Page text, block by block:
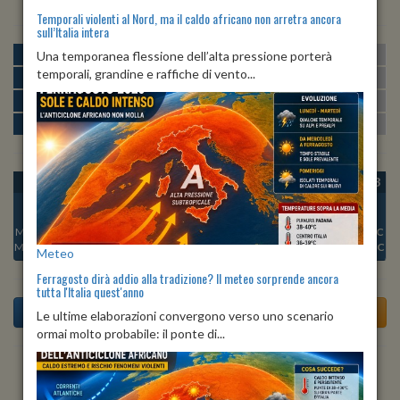
MATTINA min:15º max:22º U:
POMERIGGIO min:22º max:24º
SERA min:20º max:25º U:77% 84%
NOTTE min: 15º max:18º U:79%
OGGI
Min:
20°C
Max:25°C
SAB 08
Min:
Max:24°C
DOM 09
Min:20°C
Max:25°C
LUN 10
Min:
22°C
Max:27°C
MAR 11
Max:27°C
MER 12
Min:21°C
Max:25°C
GIO 13
20°C
Max:27°C
Previsioni del Tempo a Andrate di dopodomani
Temporali violenti al Nord, ma il caldo africano non arretra ancora
sull’Italia intera
Una temporanea flessione dell’alta pressione porterà
temporali, grandine e raffiche di vento...
Meteo
Ferragosto dirà addio alla tradizione? Il meteo sorprende ancora
tutta l'Italia quest'anno
Le ultime elaborazioni convergono verso uno scenario
ormai molto probabile: il ponte di...